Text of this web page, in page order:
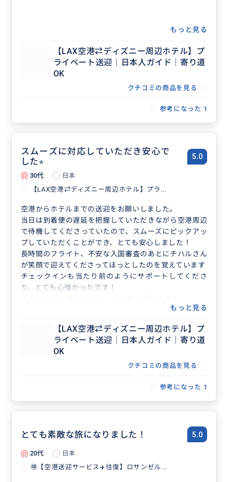
もっと見る
【LAX空港⇄ディズニー周辺ホテル】プ
ライベート送迎｜日本人ガイド｜寄り道
OK
クチコミの商品を見る
参考になった 1
スムーズに対応していただき安心で
した⭐︎
5.0
30代
日本
【LAX空港⇄ディズニー周辺ホテル】プラ...
空港からホテルまでの送迎をお願いしました。
当日は到着便の遅延を把握していただきながら空港周辺
で待機してくださっていたので、スムーズにピックアッ
プしていただくことができ、とても安心しました！
長時間のフライト、不安な入国審査のあとにチハルさん
が笑顔で迎えてくださってほっとしたのを覚えています
チェックインも当たり前のようにサポートしてくださ
り、とても心強かったです！
もっと見る
【LAX空港⇄ディズニー周辺ホテル】プ
ライベート送迎｜日本人ガイド｜寄り道
OK
クチコミの商品を見る
参考になった 1
とても素敵な旅になりました！ 5.0
20代
日本
🉐【空港送迎サービス✈️往復】ロサンゼル...